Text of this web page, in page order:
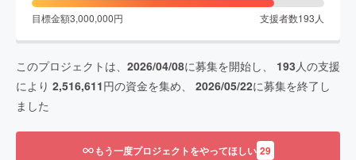
目標金額3,000,000円 支援者数193 人
このプロジェクトは、 2026/04/08に募集を開始し、 193 人の支援
により 2,516,611円の資金を集め、 2026/05/22に募集を終了し
ました
もう一度プロジェクトをやってほしい 29